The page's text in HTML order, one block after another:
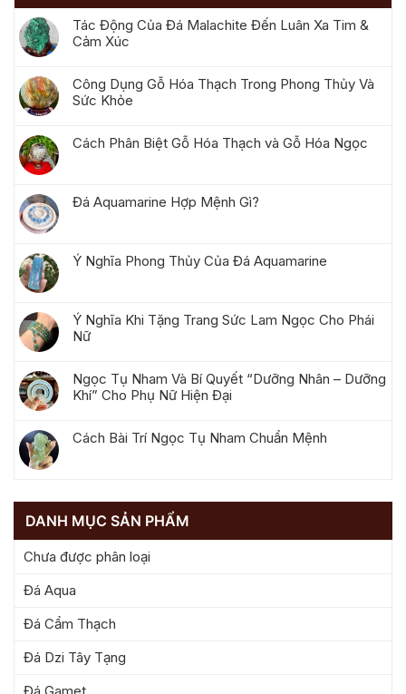
Tác Động Của Đá Malachite Đến Luân Xa Tim &
Cảm Xúc
Công Dụng Gỗ Hóa Thạch Trong Phong Thủy Và
Sức Khỏe
Cách Phân Biệt Gỗ Hóa Thạch và Gỗ Hóa Ngọc
Đá Aquamarine Hợp Mệnh Gì?
Ý Nghĩa Phong Thủy Của Đá Aquamarine
Ý Nghĩa Khi Tặng Trang Sức Lam Ngọc Cho Phái
Nữ
Ngọc Tụ Nham Và Bí Quyết “Dưỡng Nhân – Dưỡng
Khí” Cho Phụ Nữ Hiện Đại
Cách Bài Trí Ngọc Tụ Nham Chuẩn Mệnh
DANH MỤC SẢN PHẨM
Chưa được phân loại
Đá Aqua
Đá Cẩm Thạch
Đá Dzi Tây Tạng